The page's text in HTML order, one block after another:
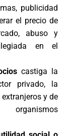
publicidad
el precio de
abuso y
en el
castiga la
privado, la
y de